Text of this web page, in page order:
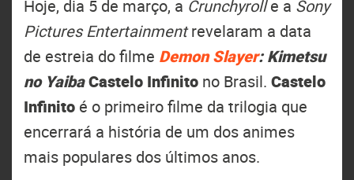
Hoje, dia 5 de março, a Crunchyrolle a Sony
Pictures Entertainmentrevelaram a data
de estreia do filme Demon Slayer: Kimetsu
no YaibaCastelo Infinito no Brasil. Castelo
Infinito é o primeiro filme da trilogia que
encerrará a história de um dos animes
mais populares dos últimos anos.